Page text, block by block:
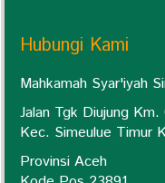
Hubungi Kami
Mahkamah Syar'iyah
Jalan Tgk Diujung
Kec. Simeulue Timur
Provinsi Aceh